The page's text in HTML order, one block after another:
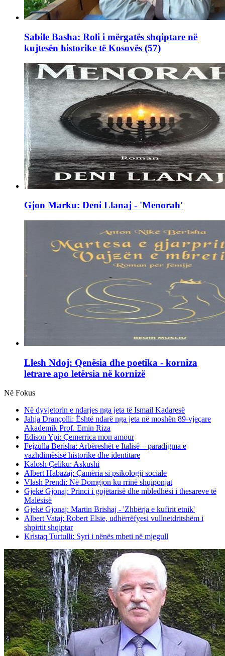
Sabile Basha: Roli i mërgatës shqiptare në
kujtesën historike të Kosovës (57)
Gjon Marku: Deni Llanaj - 'Menorah'
Llesh Ndoj: Qenësia dhe poetika - korniza
letrare apo letërsia në kornizë
Në Fokus
Në dyvjetorin e ndarjes nga jeta të Ismail Kadaresë
Jahja Drançolli: Është ndarë nga jeta në moshën 89-vjeçare
Akademik Prof. Emin Riza
Edison Ypi: Çemerrica mon amour
Fejzulla Berisha: Arbëreshët e Italisë – paradigma e
vazhdimësisë historike dhe identitare
Kalosh Çeliku: Askushi
Albert Habazaj: Çamëria si psikologji sociale
Vlash Prendi: Në Domgjon ku rrinë shqiponjat
Gjekë Gjonaj: Princi i gojëtarisë dhe mbledhësi i thesareve të
Malësisë
Gjekë Gjonaj: Martin Brishaj - 'Zhbërja e kufirit etnik'
Albert Vataj: Robert Elsie, udhërrëfyesi vullnetdritshëm i
shpirtit shqiptar
Kristaq Turtulli: Syri i nënës mbeti në mjegull